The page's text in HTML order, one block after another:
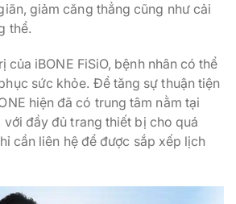
giảm căng thẳng cũng như cải
thể.
của iBONE FiSiO, bệnh nhân có thể
sức khỏe. Để tăng sự thuận tiện
hiện đã có trung tâm nằm tại
với đầy đủ trang thiết bị cho quá
cần liên hệ để được sắp xếp lịch